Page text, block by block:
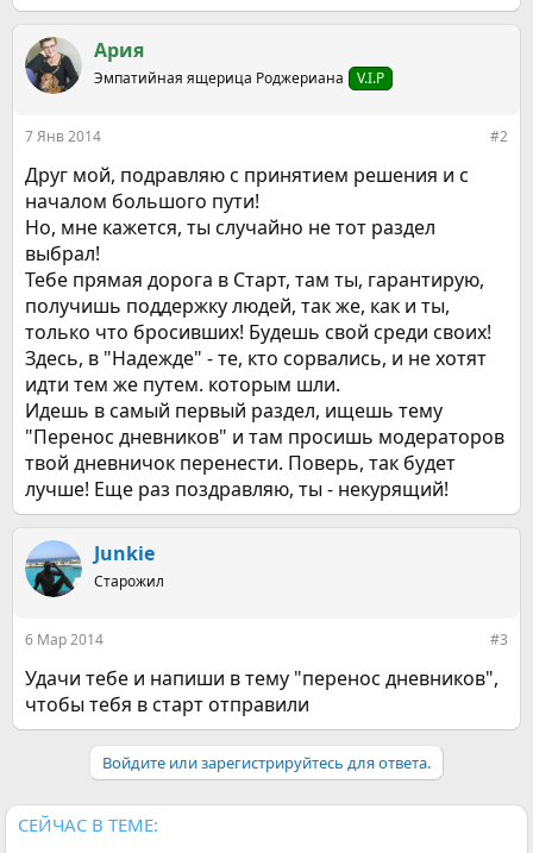
Ария
Эмпатийная ящерица Роджериана V.I.P
7 Янв 2014 #2
Друг мой, подравляю с принятием решения и с
началом большого пути!
Но, мне кажется, ты случайно не тот раздел
выбрал!
Тебе прямая дорога в Старт, там ты, гарантирую,
получишь поддержку людей, так же, как и ты,
только что бросивших! Будешь свой среди своих!
Здесь, в "Надежде" - те, кто сорвались, и не хотят
идти тем же путем. которым шли.
Идешь в самый первый раздел, ищешь тему
"Перенос дневников" и там просишь модераторов
твой дневничок перенести. Поверь, так будет
лучше! Еще раз поздравляю, ты - некурящий!
Junkie
Старожил
6 Мар 2014 #3
Удачи тебе и напиши в тему "перенос дневников",
чтобы тебя в старт отправили
Войдите или зарегистрируйтесь для ответа.
СЕЙЧАС В ТЕМЕ: